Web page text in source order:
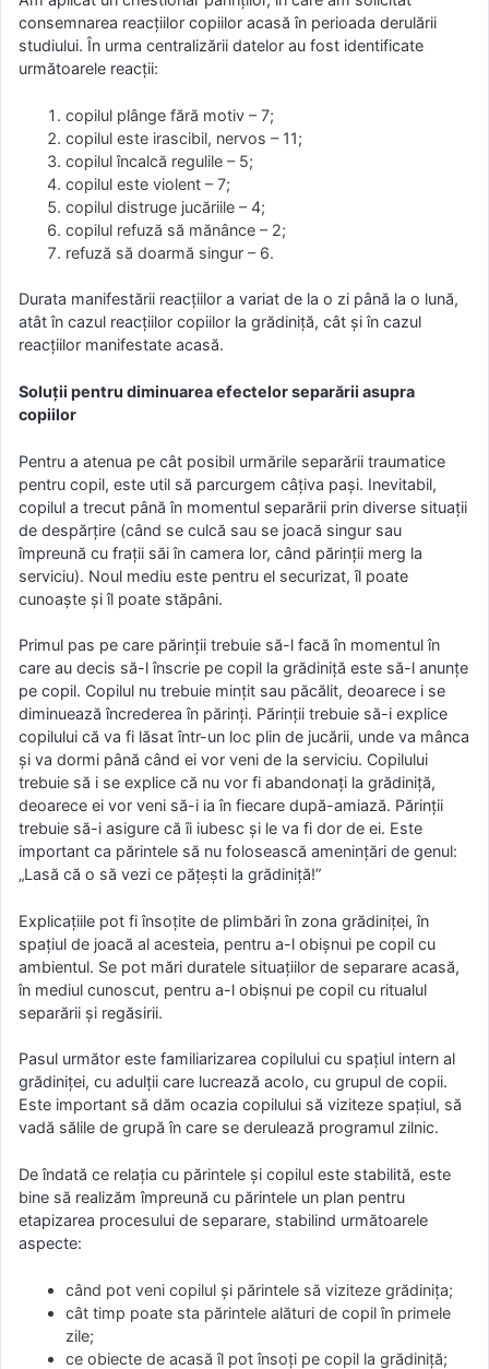
consemnarea reacțiilor copiilor acasă în perioada derulării
studiului. În urma centralizării datelor au fost identificate
următoarele reacții:
copilul plânge fără motiv – 7;
copilul este irascibil, nervos – 11;
copilul încalcă regulile – 5;
copilul este violent – 7;
copilul distruge jucăriile – 4;
copilul refuză să mănânce – 2;
refuză să doarmă singur – 6.
Durata manifestării reacțiilor a variat de la o zi până la o lună,
atât în cazul reacțiilor copiilor la grădiniță, cât și în cazul
reacțiilor manifestate acasă.
Soluții pentru diminuarea efectelor separării asupra
copiilor
Pentru a atenua pe cât posibil urmările separării traumatice
pentru copil, este util să parcurgem câțiva pași. Inevitabil,
copilul a trecut până în momentul separării prin diverse situații
de despărțire (când se culcă sau se joacă singur sau
împreună cu frații săi în camera lor, când părinții merg la
serviciu). Noul mediu este pentru el securizat, îl poate
cunoaște și îl poate stăpâni.
Primul pas pe care părinții trebuie să-l facă în momentul în
care au decis să-l înscrie pe copil la grădiniță este să-l anunțe
pe copil. Copilul nu trebuie mințit sau păcălit, deoarece i se
diminuează încrederea în părinți. Părinții trebuie să-i explice
copilului că va fi lăsat într-un loc plin de jucării, unde va mânca
și va dormi până când ei vor veni de la serviciu. Copilului
trebuie să i se explice că nu vor fi abandonați la grădiniță,
deoarece ei vor veni să-i ia în fiecare după-amiază. Părinții
trebuie să-i asigure că îi iubesc și le va fi dor de ei. Este
important ca părintele să nu folosească amenințări de genul:
„Lasă că o să vezi ce pățești la grădiniță!”
Explicațiile pot fi însoțite de plimbări în zona grădiniței, în
spațiul de joacă al acesteia, pentru a-l obișnui pe copil cu
ambientul. Se pot mări duratele situațiilor de separare acasă,
în mediul cunoscut, pentru a-l obișnui pe copil cu ritualul
separării și regăsirii.
Pasul următor este familiarizarea copilului cu spațiul intern al
grădiniței, cu adulții care lucrează acolo, cu grupul de copii.
Este important să dăm ocazia copilului să viziteze spațiul, să
vadă sălile de grupă în care se derulează programul zilnic.
De îndată ce relația cu părintele și copilul este stabilită, este
bine să realizăm împreună cu părintele un plan pentru
etapizarea procesului de separare, stabilind următoarele
aspecte:
când pot veni copilul și părintele să viziteze grădinița;
cât timp poate sta părintele alături de copil în primele
zile;
ce obiecte de acasă îl pot însoți pe copil la grădiniță;